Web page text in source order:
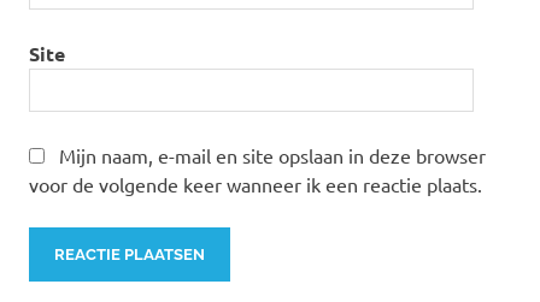
Site
Mijn naam, e-mail en site opslaan in deze browser
voor de volgende keer wanneer ik een reactie plaats.